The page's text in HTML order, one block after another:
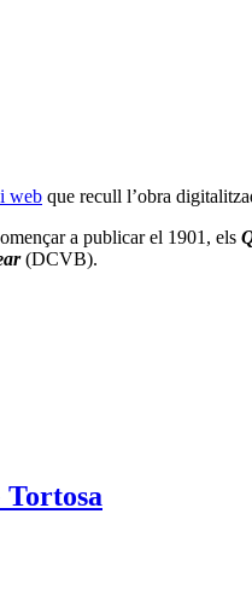
web que recull l’obra
a publicar el 1901, els
(DCVB).